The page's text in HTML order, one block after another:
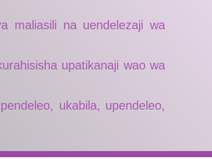
maliasili na uendelezaji wa
upatikanaji wao wa
ukabila, upendeleo,